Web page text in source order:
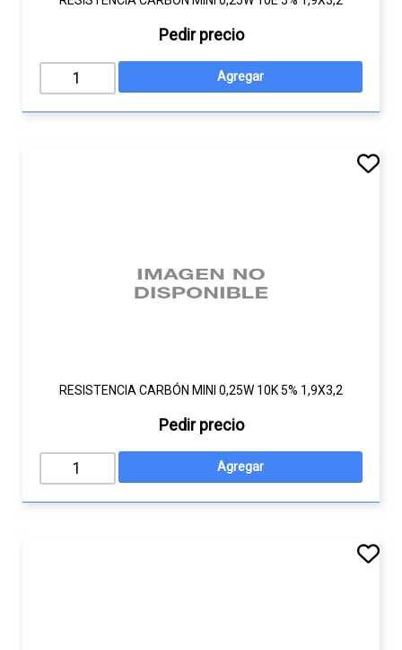
Pedir precio
RESISTENCIA CARBÓN MINI 0,25W 10K 5% 1,9X3,2
Pedir precio